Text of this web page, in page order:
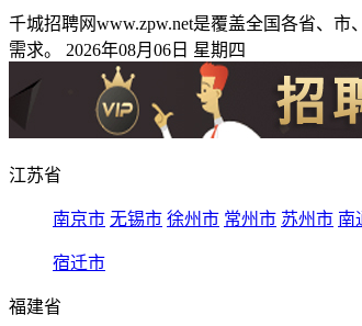
千城招聘网www.zpw.net是覆盖全国各省、
需求。 2026年08月06日 星期四
江苏省
南京市 无锡市 徐州市 常州市 苏州市 南
宿迁市
福建省